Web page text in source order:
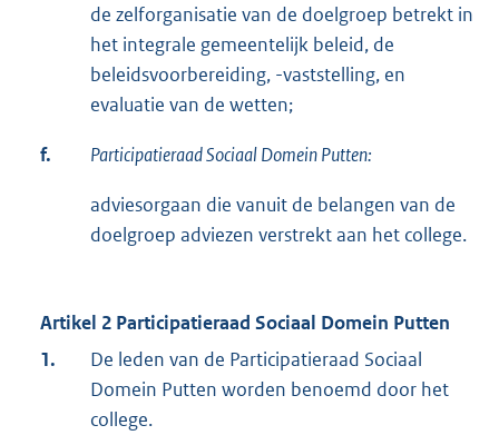
de zelforganisatie van de doelgroep betrekt in
het integrale gemeentelijk beleid, de
beleidsvoorbereiding, -vaststelling, en
evaluatie van de wetten;
f. Participatieraad Sociaal Domein Putten:
adviesorgaan die vanuit de belangen van de
doelgroep adviezen verstrekt aan het college.
Artikel 2 Participatieraad Sociaal Domein Putten
1.
De leden van de Participatieraad Sociaal
Domein Putten worden benoemd door het
college.